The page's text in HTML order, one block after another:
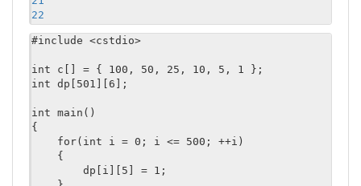
22
24
#include <cstdio>
int c[] = { 100, 50, 25, 10, 5, 1 };
int dp[501][6];
int main()
{